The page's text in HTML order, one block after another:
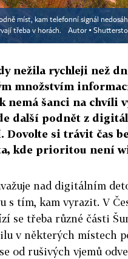
míst, kam telefonní signál
třeba v horách.
Autor ▪
nežila rychleji než
množstvím
nemá šanci na chvíli
další podnět z
Dovolte si trávit čas
kde prioritou není
nad digitálním
s tím, kam vyrazit. V
se třeba různé části
v některých místech
od rušivých vjemů